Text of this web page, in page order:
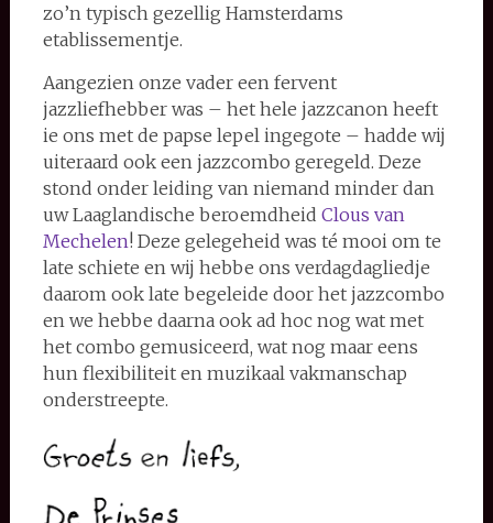
zo’n typisch gezellig Hamsterdams
etablissementje.
Aangezien onze vader een fervent
jazzliefhebber was – het hele jazzcanon heeft
ie ons met de papse lepel ingegote – hadde wij
uiteraard ook een jazzcombo geregeld. Deze
stond onder leiding van niemand minder dan
uw Laaglandische beroemdheid Clous van
Mechelen! Deze gelegeheid was té mooi om te
late schiete en wij hebbe ons verdagdagliedje
daarom ook late begeleide door het jazzcombo
en we hebbe daarna ook ad hoc nog wat met
het combo gemusiceerd, wat nog maar eens
hun flexibiliteit en muzikaal vakmanschap
onderstreepte.